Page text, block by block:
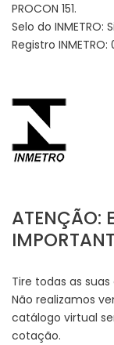
PROCON 151.
Selo do INMETRO:
Registro
ATENÇÃO:
Tire todas as
Não realizamos
catálogo virtual
cotação.